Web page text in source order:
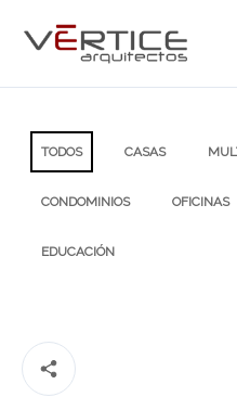
TODOS CASAS
CONDOMINIOS OFICINAS
EDUCACIÓN